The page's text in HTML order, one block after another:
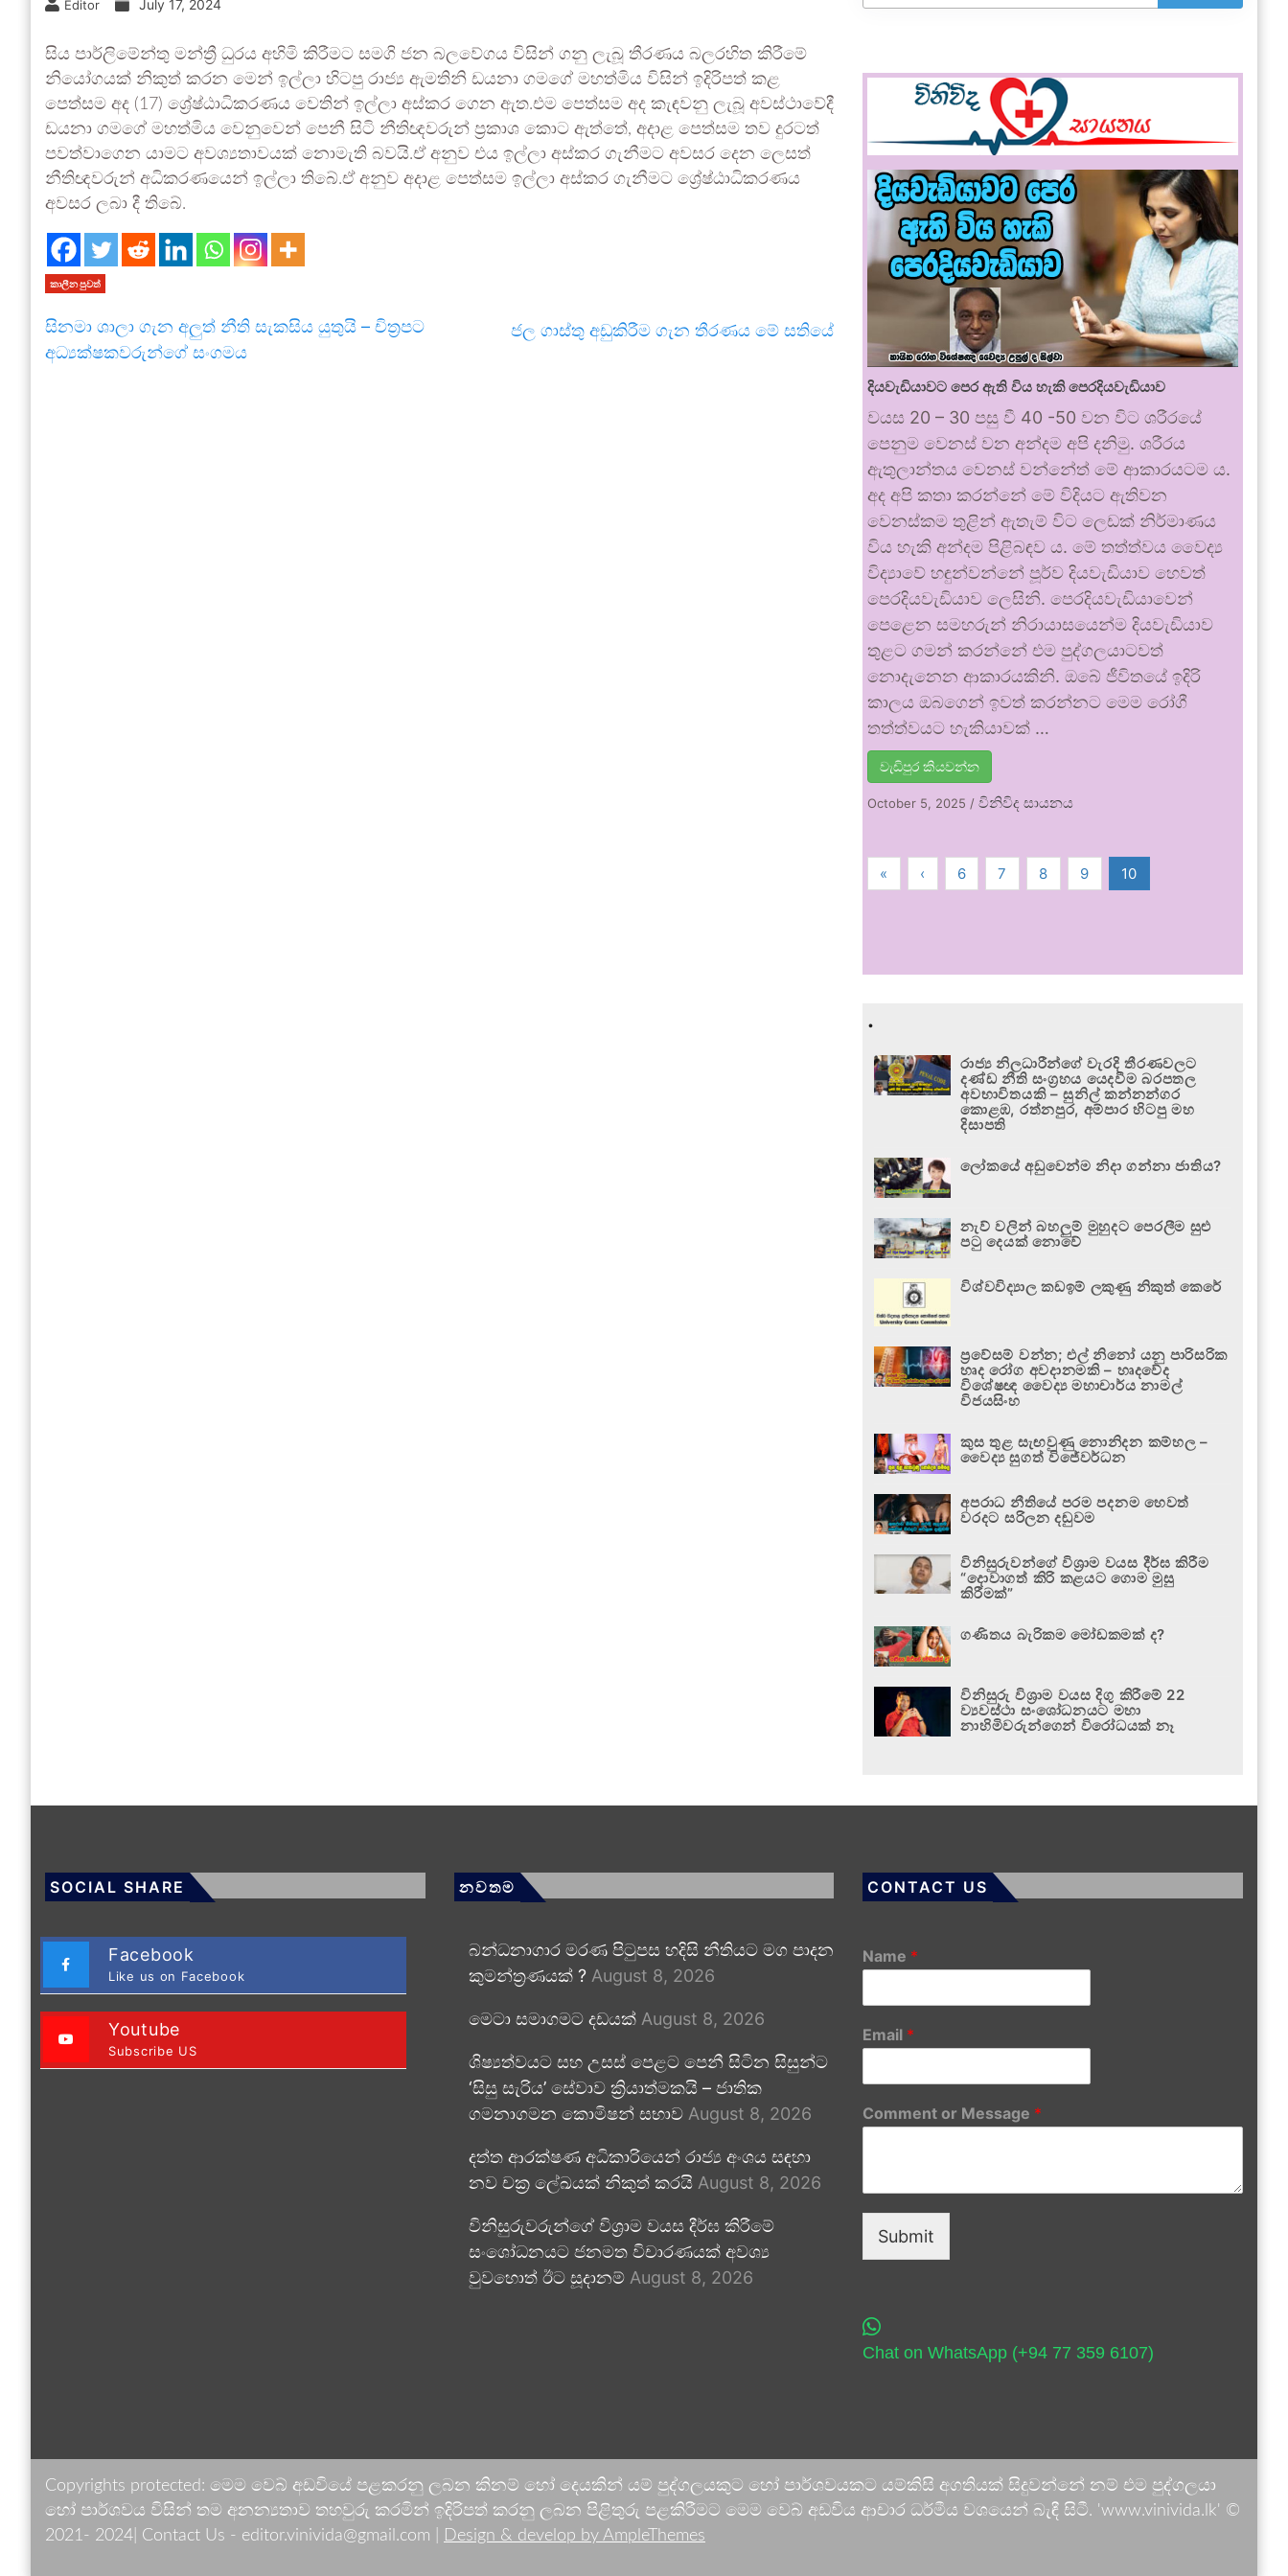
Editor July 17, 2024
සිය පාර්ලිමේන්තු මන්ත්‍රී ධුරය අහිමි කිරීමට සමගි ජන බලවේගය විසින් ගනු ලැබූ තීරණය බලරහිත කිරීමේ
නියෝගයක් නිකුත් කරන මෙන් ඉල්ලා හිටපු රාජ්‍ය ඇමතිනි ඩයනා ගමගේ මහත්මිය විසින් ඉදිරිපත් කළ
පෙත්සම අද (17) ශ්‍රේෂ්ඨාධිකරණය වෙතින් ඉල්ලා අස්කර ගෙන ඇත.එම පෙත්සම අද කැඳවනු ලැබූ අවස්ථාවේදී
ඩයනා ගමගේ මහත්මිය වෙනුවෙන් පෙනී සිටි නීතිඥවරුන් ප්‍රකාශ කොට ඇත්තේ, අදාළ පෙත්සම තව දුරටත්
පවත්වාගෙන යාමට අවශ්‍යතාවයක් නොමැති බවයි.ඒ අනුව එය ඉල්ලා අස්කර ගැනීමට අවසර දෙන ලෙසත්
නීතිඥවරුන් අධිකරණයෙන් ඉල්ලා තිබේ.ඒ අනුව අදාළ පෙත්සම ඉල්ලා අස්කර ගැනීමට ශ්‍රේෂ්ඨාධිකරණය
අවසර ලබා දී තිබේ.
කාලීන පුවත්
සිනමා ශාලා ගැන අලුත් නීති සැකසිය යුතුයි – චිත්‍රපට
අධ්‍යක්ෂකවරුන්ගේ සංගමය
ජල ගාස්තු අඩුකිරීම ගැන තීරණය මේ සතියේ
දියවැඩියාවට පෙර ඇති විය හැකි පෙරදියවැඩියාව
වයස 20 – 30 පසු වී 40 -50 වන විට ශරීරයේ
පෙනුම වෙනස් වන අන්දම අපි දනිමු. ශරීරය
ඇතුලාන්තය වෙනස් වන්නේත් මේ ආකාරයටම ය.
අද අපි කතා කරන්නේ මේ විදියට ඇතිවන
වෙනස්කම තුළින් ඇතැම් විට ලෙඩක් නිර්මාණය
විය හැකි අන්දම පිළිබඳව ය. මේ තත්ත්වය වෛද්‍ය
විද්‍යාවේ හඳුන්වන්නේ පූර්ව දියවැඩියාව හෙවත්
පෙරදියවැඩියාව ලෙසිනි. පෙරදියවැඩියාවෙන්
පෙළෙන සමහරුන් නිරායාසයෙන්ම දියවැඩියාව
තුළට ගමන් කරන්නේ එම පුද්ගලයාටවත්
නොදැනෙන ආකාරයකිනි. ඔබේ ජීවිතයේ ඉදිරි
කාලය ඔබගෙන් ඉවත් කරන්නට මෙම රෝගී
තත්ත්වයට හැකියාවක් …
වැඩිපුර කියවන්න
October 5, 2025 /විනිවිද සායනය
« ‹ 6 7 8 9 10
.
රාජ්‍ය නිලධාරීන්ගේ වැරදි තීරණවලට
දණ්ඩ නීති සංග්‍රහය යෙදවීම බරපතල
අවභාවිතයකි – සුනිල් කන්නන්ගර
කොළඹ, රත්නපුර, අම්පාර හිටපු මහ
දිසාපති
ලෝකයේ අඩුවෙන්ම නිදා ගන්නා ජාතිය?
නැව් වලින් බහලුම් මුහුදට පෙරලීම සුළු
පටු දෙයක් නොවේ
විශ්වවිද්‍යාල කඩඉම් ලකුණු නිකුත් කෙරේ
ප්‍රවේසම් වන්න; එල් නිනෝ යනු පාරිසරික
හෘද රෝග අවදානමකි – හෘදවේද
විශේෂඥ වෛද්‍ය මහාචාර්ය නාමල්
විජයසිංහ
කුස තුළ සැඟවුණු නොනිදන කම්හල –
වෛද්‍ය සුගත් විජේවර්ධන
අපරාධ නීතියේ පරම පදනම හෙවත්
වරදට සරිලන දඬුවම
විනිසුරුවන්ගේ විශ්‍රාම වයස දීර්ඝ කිරීම
“දොවාගත් කිරි කළයට ගොම මුසු
කිරීමක්”
ගණිතය බැරිකම මෝඩකමක් ද?
විනිසුරු විශ්‍රාම වයස දිගු කිරීමේ 22
ව්‍යවස්ථා සංශෝධනයට මහා
නාහිමිවරුන්ගෙන් විරෝධයක් නෑ
SOCIAL SHARE
Facebook
Like us on Facebook
Youtube
Subscribe US
නවතම
බන්ධනාගාර මරණ පිටුපස හදිසි නීතියට මග පාදන
කුමන්ත්‍රණයක් ? August 8, 2026
මෙටා සමාගමට දඩයක් August 8, 2026
ශිෂ්‍යත්වයට සහ උසස් පෙළට පෙනී සිටින සිසුන්ට
‘සිසු සැරිය’ සේවාව ක්‍රියාත්මකයි – ජාතික
ගමනාගමන කොමිෂන් සභාව August 8, 2026
දත්ත ආරක්ෂණ අධිකාරියෙන් රාජ්‍ය අංශය සඳහා
නව චක්‍ර ලේඛයක් නිකුත් කරයි August 8, 2026
විනිසුරුවරුන්ගේ විශ්‍රාම වයස දීර්ඝ කිරීමේ
සංශෝධනයට ජනමත විචාරණයක් අවශ්‍ය
වුවහොත් ඊට සූදානම් August 8, 2026
CONTACT US
Name *
Email *
Comment or Message *
Submit
Chat on WhatsApp (+94 77 359 6107)
Copyrights protected: මෙම වෙබ් අඩවියේ පළකරනු ලබන කිනම් හෝ දෙයකින් යම් පුද්ගලයකුට හෝ පාර්ශවයකට යම්කිසි අගතියක් සිදුවන්නේ නම් එම පුද්ගලයා
හෝ පාර්ශවය විසින් තම අනන්‍යතාව තහවුරු කරමින් ඉදිරිපත් කරනු ලබන පිළිතුරු පළකිරීමට මෙම වෙබ් අඩවිය ආචාර ධර්මීය වශයෙන් බැඳී සිටී. 'www.vinivida.lk' ©
2021- 2024| Contact Us - editor.vinivida@gmail.com |
Design & develop by AmpleThemes